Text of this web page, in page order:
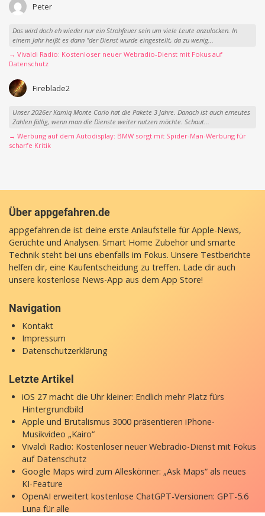
Peter
Das wird doch eh wieder nur ein Strohfeuer sein um viele Leute anzulocken. In
einem Jahr heißt es dann "der Dienst wurde eingestellt, da zu wenig...
→ Vivaldi Radio: Kostenloser neuer Webradio-Dienst mit Fokus auf
Datenschutz
Fireblade2
Unser 2026er Kamiq Monte Carlo hat die Pakete 3 Jahre. Danach ist auch erneutes
Zahlen fällig, wenn man die Dienste weiter nutzen möchte. Schaut...
→ Werbung auf dem Autodisplay: BMW sorgt mit Spider-Man-Werbung für
scharfe Kritik
Über appgefahren.de
appgefahren.de ist deine erste Anlaufstelle für Apple-News,
Gerüchte und Analysen. Smart Home Zubehör und smarte
Technik steht bei uns ebenfalls im Fokus. Unsere Testberichte
helfen dir, eine Kaufentscheidung zu treffen. Lade dir auch
unsere kostenlose News-App aus dem App Store!
Navigation
Kontakt
Impressum
Datenschutzerklärung
Letzte Artikel
iOS 27 macht die Uhr kleiner: Endlich mehr Platz fürs
Hintergrundbild
Apple und Brutalismus 3000 präsentieren iPhone-
Musikvideo „Kairo“
Vivaldi Radio: Kostenloser neuer Webradio-Dienst mit Fokus
auf Datenschutz
Google Maps wird zum Alleskönner: „Ask Maps“ als neues
KI-Feature
OpenAI erweitert kostenlose ChatGPT-Versionen: GPT-5.6
Luna für alle